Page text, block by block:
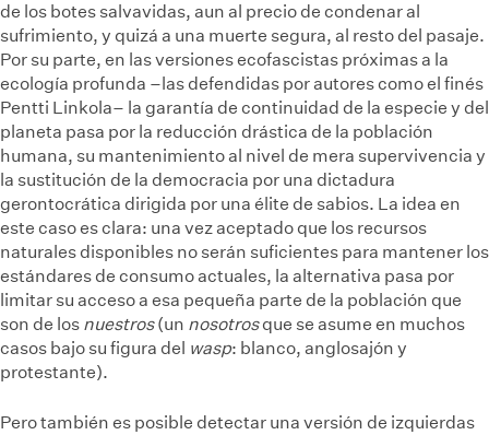
de los botes salvavidas, aun al precio de condenar al
sufrimiento, y quizá a una muerte segura, al resto del pasaje.
Por su parte, en las versiones ecofascistas próximas a la
ecología profunda –las defendidas por autores como el finés
Pentti Linkola– la garantía de continuidad de la especie y del
planeta pasa por la reducción drástica de la población
humana, su mantenimiento al nivel de mera supervivencia y
la sustitución de la democracia por una dictadura
gerontocrática dirigida por una élite de sabios. La idea en
este caso es clara: una vez aceptado que los recursos
naturales disponibles no serán suficientes para mantener los
estándares de consumo actuales, la alternativa pasa por
limitar su acceso a esa pequeña parte de la población que
son de los nuestros(un nosotrosque se asume en muchos
casos bajo su figura del wasp: blanco, anglosajón y
protestante).
Pero también es posible detectar una versión de izquierdas